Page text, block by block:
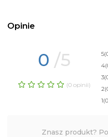
Opinie
0 /5
(0 opinii)
5
4
3
2
1
Znasz produkt?